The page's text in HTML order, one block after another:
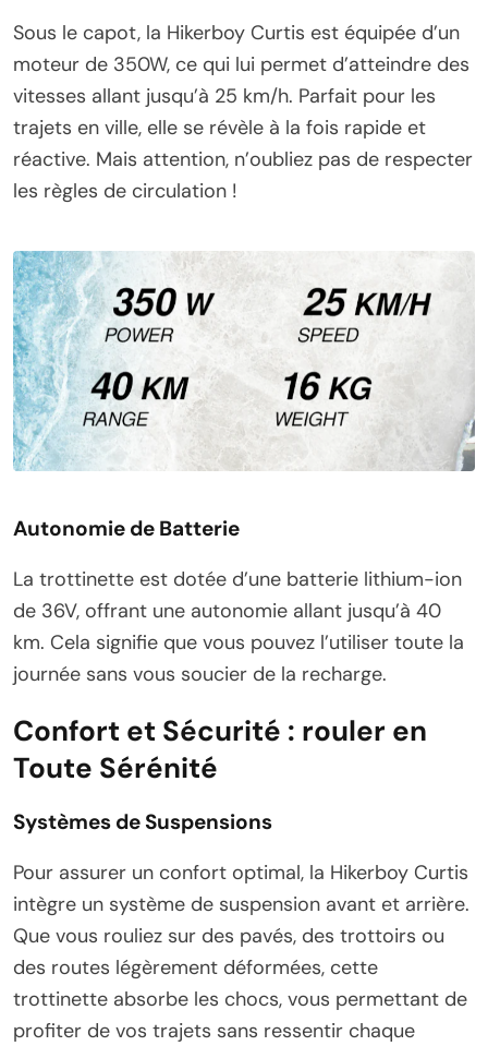
Sous le capot, la Hikerboy Curtis est équipée d’un
moteur de 350W, ce qui lui permet d’atteindre des
vitesses allant jusqu’à 25 km/h. Parfait pour les
trajets en ville, elle se révèle à la fois rapide et
réactive. Mais attention, n’oubliez pas de respecter
les règles de circulation !
Autonomie de Batterie
La trottinette est dotée d’une batterie lithium-ion
de 36V, offrant une autonomie allant jusqu’à 40
km. Cela signifie que vous pouvez l’utiliser toute la
journée sans vous soucier de la recharge.
Confort et Sécurité : rouler en
Toute Sérénité
Systèmes de Suspensions
Pour assurer un confort optimal, la Hikerboy Curtis
intègre un système de suspension avant et arrière.
Que vous rouliez sur des pavés, des trottoirs ou
des routes légèrement déformées, cette
trottinette absorbe les chocs, vous permettant de
profiter de vos trajets sans ressentir chaque